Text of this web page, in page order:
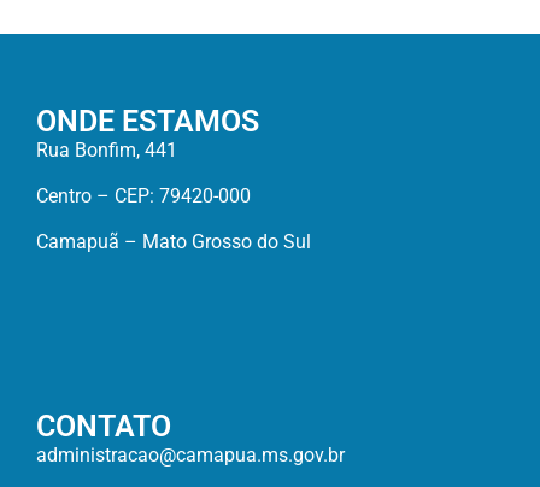
ONDE ESTAMOS
Rua Bonfim, 441
Centro – CEP: 79420-000
Camapuã – Mato Grosso do Sul
CONTATO
administracao@camapua.ms.gov.br